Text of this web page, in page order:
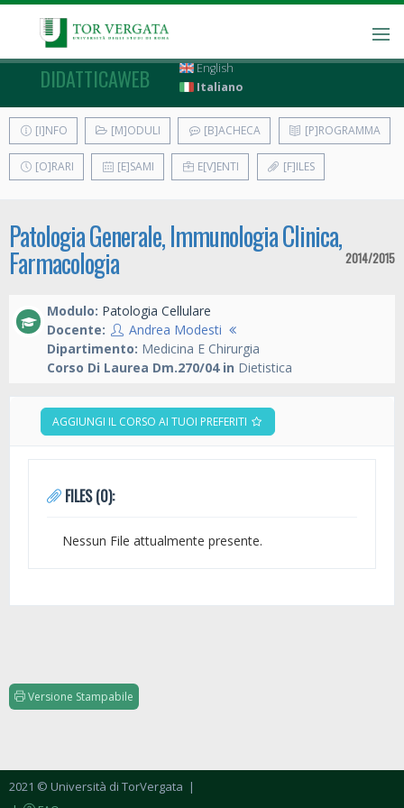
DIDATTICAWEB
English
Italiano
[I]NFO [M]ODULI [B]ACHECA [P]ROGRAMMA
[O]RARI [E]SAMI E[V]ENTI [F]ILES
Patologia Generale, Immunologia Clinica,
Farmacologia 2014/2015
Modulo: Patologia Cellulare
Docente:
Andrea Modesti
Dipartimento: Medicina E Chirurgia
Corso Di Laurea Dm.270/04 in Dietistica
AGGIUNGI IL CORSO AI TUOI PREFERITI
FILES (0):
Nessun File attualmente presente.
Versione Stampabile
2021 © Università di TorVergata |